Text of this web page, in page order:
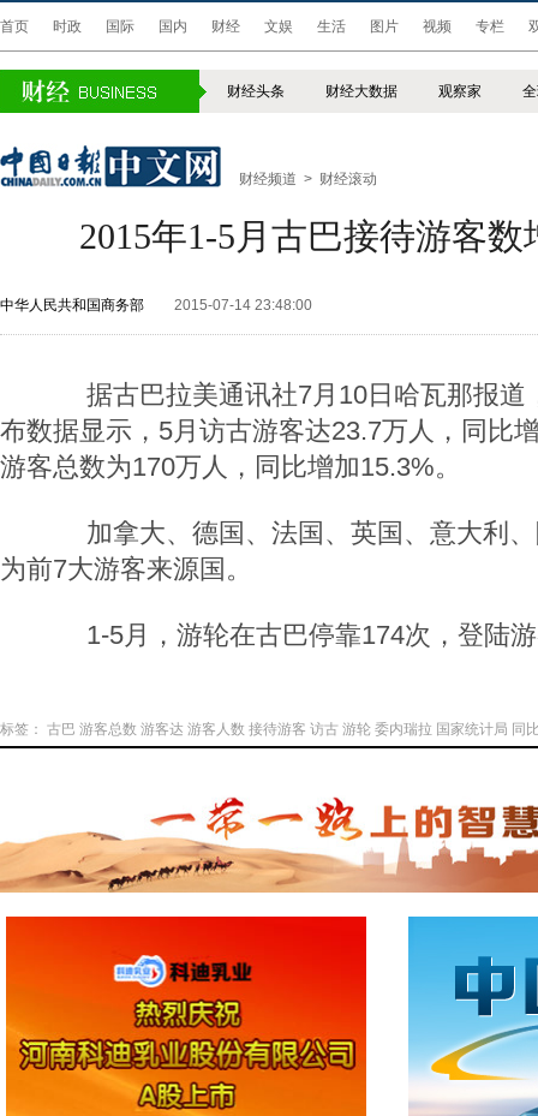
首页 时政 国际 国内 财经 文娱 生活 图片 视频 专栏
财经头条 财经大数据 观察家
财经频道 > 财经滚动
2015年1-5月古巴接待游客数
中华人民共和国商务部 2015-07-14 23:48:00
据古巴拉美通讯社7月10日哈瓦那报道
布数据显示，5月访古游客达23.7万人，同比
游客总数为170万人，同比增加15.3%。
加拿大、德国、法国、英国、意大利、
为前7大游客来源国。
1-5月，游轮在古巴停靠174次，登陆游
标签： 古巴 游客总数 游客达 游客人数 接待游客 访古 游轮 委内瑞拉 国家统计局 同